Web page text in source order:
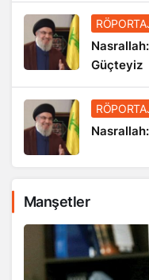
Güçteyiz
Manşetler